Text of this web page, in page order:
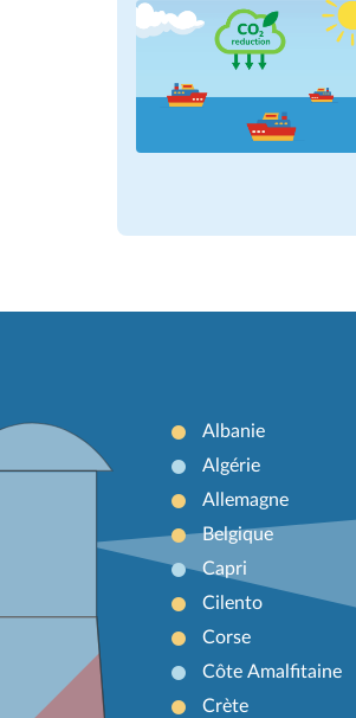
Albanie
Algérie
Allemagne
Belgique
Capri
Cilento
Corse
Côte Amalfitaine
Crète